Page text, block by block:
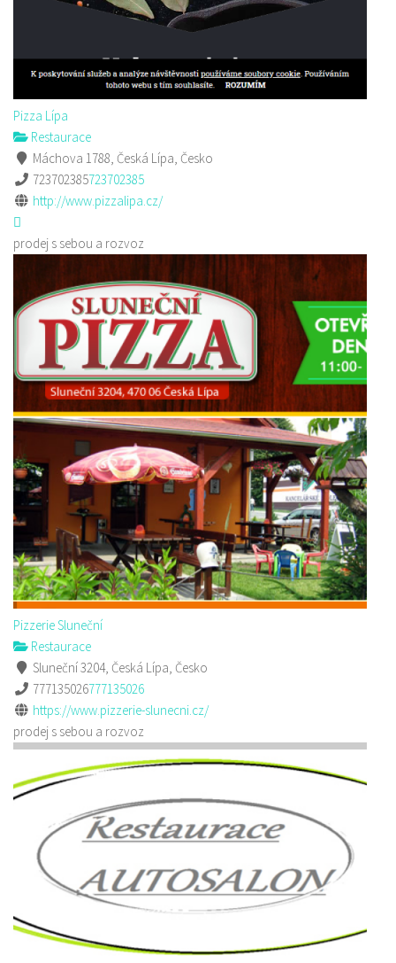
Pizza Lípa
Restaurace
Máchova 1788, Česká Lípa, Česko
723702385723702385
http://www.pizzalipa.cz/
prodej s sebou a rozvoz
Pizzerie Sluneční
Restaurace
Sluneční 3204, Česká Lípa, Česko
777135026777135026
https://www.pizzerie-slunecni.cz/
prodej s sebou a rozvoz